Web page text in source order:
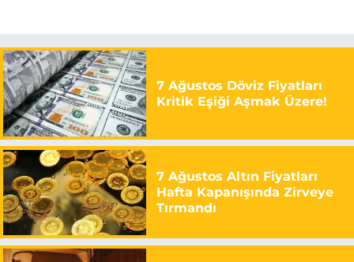
7 Ağustos Döviz Fiyatları
Kritik Eşiği Aşmak Üzere!
7 Ağustos Altın Fiyatları
Hafta Kapanışında Zirveye
Tırmandı